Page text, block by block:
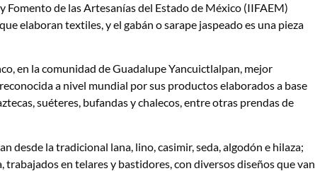
de las Artesanías del Estado de México (IIFAEM)
elaboran textiles, y el gabán o sarape jaspeado es una pieza
en la comunidad de Guadalupe Yancuictlalpan, mejor
a nivel mundial por sus productos elaborados a base
suéteres, bufandas y chalecos, entre otras prendas de
desde la tradicional lana, lino, casimir, seda, algodón e hilaza;
en telares y bastidores, con diversos diseños que van